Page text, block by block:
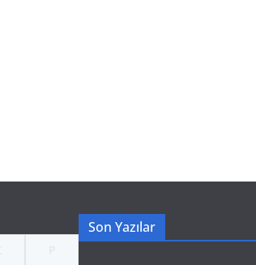
Son Yazılar